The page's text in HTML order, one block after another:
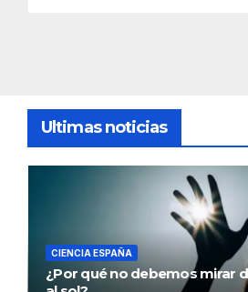
Ultimas noticias
CIENCIA ESPAÑA
¿Por qué no debemos mirar